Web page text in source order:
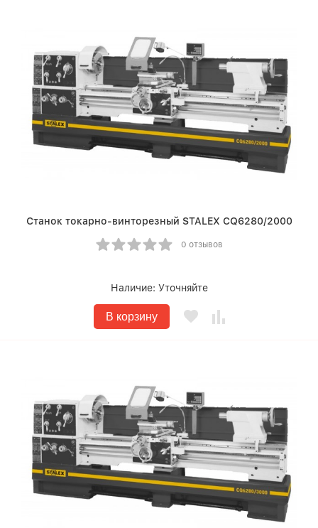
Станок токарно-винторезный STALEX CQ6280/2000
0 отзывов
Наличие: Уточняйте
В корзину